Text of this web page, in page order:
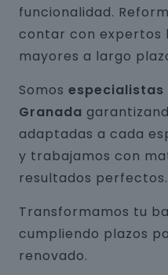
funcionalidad.
contar con expertos
mayores a largo
Somos especialistas
Granada
adaptadas a cada
y trabajamos con
resultados perfectos.
Transformamos tu
cumpliendo plazos
renovado.